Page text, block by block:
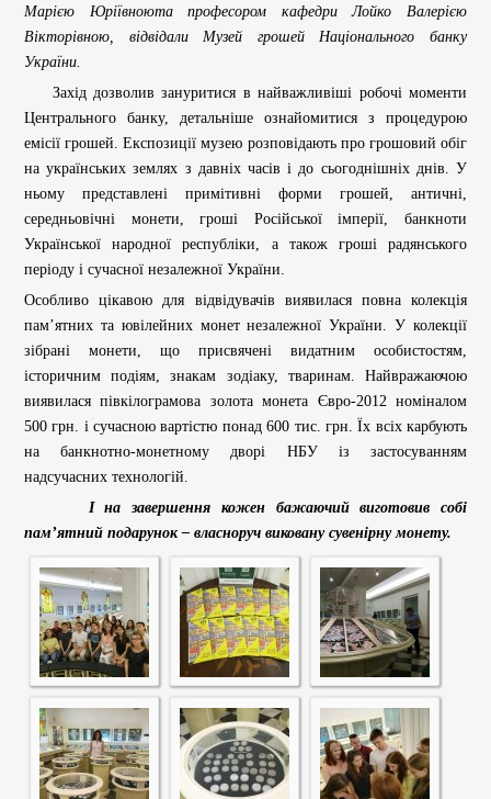
Марією Юріївноюта професором кафедри Лойко Валерією
Вікторівною, відвідали Музей грошей Національного банку
України.
Захід дозволив зануритися в найважливіші робочі моменти
Центрального банку, детальніше ознайомитися з процедурою
емісії грошей. Експозиції музею розповідають про грошовий обіг
на українських землях з давніх часів і до сьогоднішніх днів. У
ньому представлені примітивні форми грошей, античні,
середньовічні монети, гроші Російської імперії, банкноти
Української народної республіки, а також гроші радянського
періоду і сучасної незалежної України.
Особливо цікавою для відвідувачів виявилася повна колекція
пам’ятних та ювілейних монет незалежної України. У колекції
зібрані монети, що присвячені видатним особистостям,
історичним подіям, знакам зодіаку, тваринам. Найвражаючою
виявилася півкілограмова золота монета Євро-2012 номіналом
500 грн. і сучасною вартістю понад 600 тис. грн. Їх всіх карбують
на банкнотно-монетному дворі НБУ із застосуванням
надсучасних технологій.
І на завершення кожен бажаючий виготовив собі
пам’ятний подарунок – власноруч виковану сувенірну монету.